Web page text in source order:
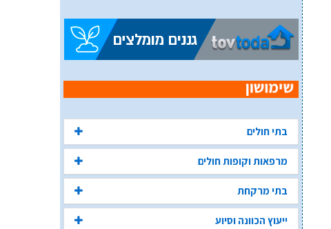
בתי חולים
מרפאות וקופות חולים
בתי מרקחת
ייעוץ הכוונה וסיוע